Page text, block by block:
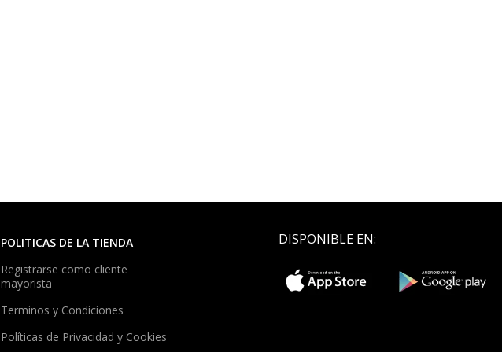
POLITICAS DE LA TIENDA
Registrarse como cliente
mayorista
Terminos y Condiciones
Políticas de Privacidad y Cookies
DISPONIBLE EN: